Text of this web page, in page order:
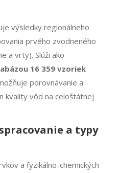
výsledky regionálneho
prvého zvodneného
a vrty). Slúži ako
16 359 vzoriek
porovnávanie a
kvality vôd na celoštátnej
a typy
a fyzikálno-chemických